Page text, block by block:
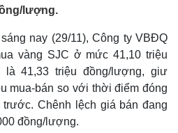
lượng.
nay (29/11), Công ty VBĐQ
vàng SJC ở mức 41,10 triệu
41,33 triệu đồng/lượng, giư
mua-bán so với thời điểm đóng
Chênh lệch giá bán đang
đồng/lượng.